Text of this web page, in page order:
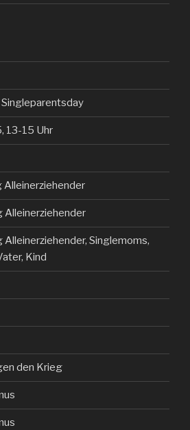
Singleparentsday
13-15 Uhr
Alleinerziehender
Alleinerziehender
Singlemoms,
Kind
den Krieg